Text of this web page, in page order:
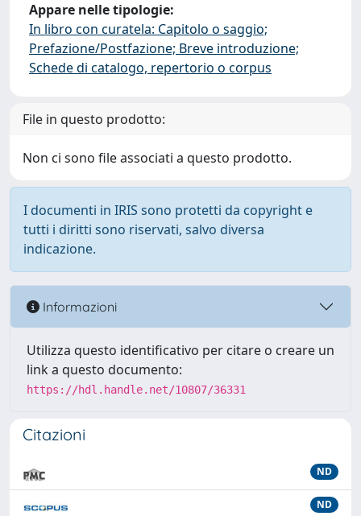
Appare nelle tipologie:
In libro con curatela: Capitolo o saggio;
Prefazione/Postfazione; Breve introduzione;
Schede di catalogo, repertorio o corpus
File in questo prodotto:
Non ci sono file associati a questo prodotto.
I documenti in IRIS sono protetti da copyright e
tutti i diritti sono riservati, salvo diversa
indicazione.
Informazioni
Utilizza questo identificativo per citare o creare un
link a questo documento:
https://hdl.handle.net/10807/36331
Citazioni
ND
ND